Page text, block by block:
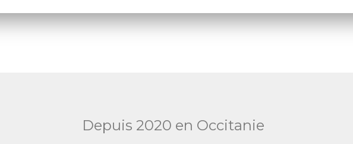
Depuis 2020 en Occitanie